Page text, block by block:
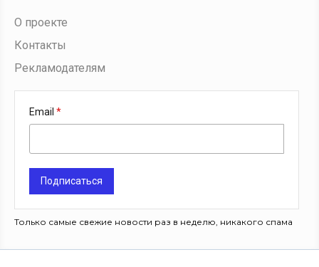
О проекте
Контакты
Рекламодателям
Email
Подписаться
Только самые свежие новости раз в неделю, никакого спама